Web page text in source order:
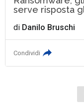
serve risposta
di Danilo Bruschi
Condividi